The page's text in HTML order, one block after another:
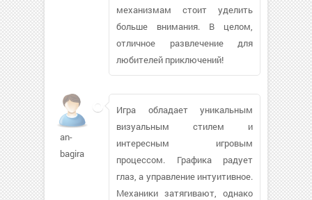
механизмам стоит уделить
больше внимания. В целом,
отличное развлечение для
любителей приключений!
an-
bagira
Игра обладает уникальным
визуальным стилем и
интересным игровым
процессом. Графика радует
глаз, а управление интуитивное.
Механики затягивают, однако